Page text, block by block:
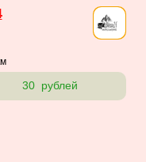
30 рублей